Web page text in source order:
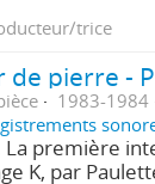
trice
1983-1984
première
K, par